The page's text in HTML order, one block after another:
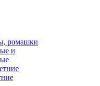
ромашки
и